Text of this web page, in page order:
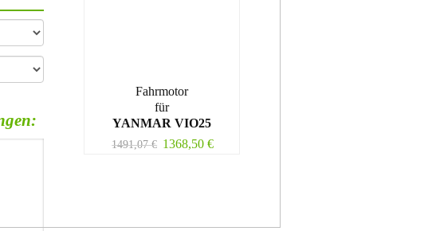
Fahrmotor
für
YANMAR VIO25
1491,07€ 1368,50€